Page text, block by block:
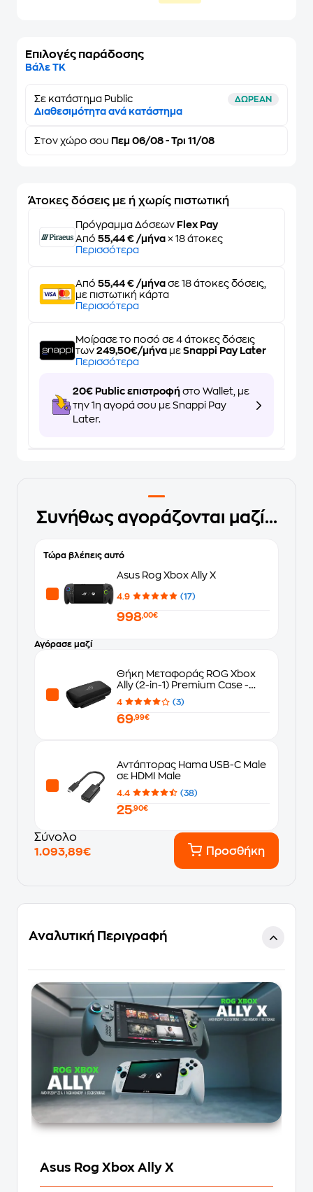
Επιλογές παράδοσης
Βάλε ΤΚ
Σε κατάστημα Public ΔΩΡΕΑΝ
Διαθεσιμότητα ανά κατάστημα
Στον χώρο σου Πεμ 06/08 - Τρι 11/08
Άτοκες δόσεις με ή χωρίς πιστωτική
Πρόγραμμα Δόσεων Flex Pay
Από 55,44 € /μήνα × 18 άτοκες
Περισσότερα
Από 55,44 € /μήνα σε 18 άτοκες δόσεις,
με πιστωτική κάρτα
Περισσότερα
Μοίρασε το ποσό σε 4 άτοκες δόσεις
των 249,50€/μήνα με Snappi Pay Later
Περισσότερα
20€ Public επιστροφή στο Wallet, με
την 1η αγορά σου με Snappi Pay
Later.
Συνήθως αγοράζονται μαζί...
Τώρα βλέπεις αυτό
Asus Rog Xbox Ally X
4.9 (17)
998,00€
Αγόρασε μαζί
Θήκη Μεταφοράς ROG Xbox
Ally (2-in-1) Premium Case -
Μαύρο
4 (3)
69,99€
Αντάπτορας Hama USB-C Male
σε HDMI Male
4.4 (38)
25,90€
Σύνολο
1.093,89€
Προσθήκη
Αναλυτική Περιγραφή
Asus Rog Xbox Ally X